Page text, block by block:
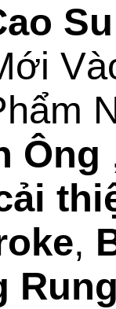
Ông
,